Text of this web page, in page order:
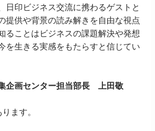
日印ビジネス交流に携わるゲストと
提供や背景の読み解きを自由な視点
ることはビジネスの課題解決や発想
を生きる実感をもたらすと信じてい
企画センター担当部長 上田敬
ます。